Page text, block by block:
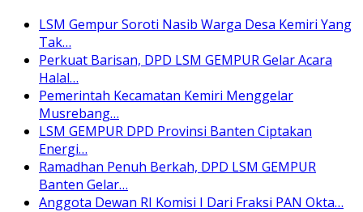
LSM Gempur Soroti Nasib Warga Desa Kemiri Yang
Tak…
Perkuat Barisan, DPD LSM GEMPUR Gelar Acara
Halal…
Pemerintah Kecamatan Kemiri Menggelar
Musrebang…
LSM GEMPUR DPD Provinsi Banten Ciptakan
Energi…
Ramadhan Penuh Berkah, DPD LSM GEMPUR
Banten Gelar…
Anggota Dewan RI Komisi I Dari Fraksi PAN Okta…